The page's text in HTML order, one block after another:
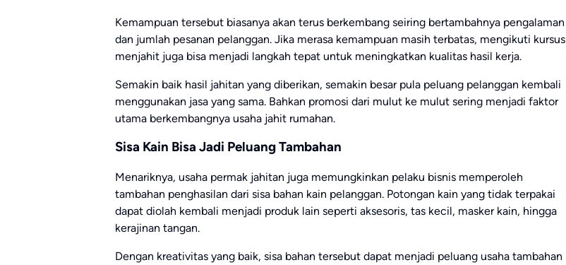
Kemampuan tersebut biasanya akan terus berkembang seiring bertambahnya pengalaman
dan jumlah pesanan pelanggan. Jika merasa kemampuan masih terbatas, mengikuti kursus
menjahit juga bisa menjadi langkah tepat untuk meningkatkan kualitas hasil kerja.
Semakin baik hasil jahitan yang diberikan, semakin besar pula peluang pelanggan kembali
menggunakan jasa yang sama. Bahkan promosi dari mulut ke mulut sering menjadi faktor
utama berkembangnya usaha jahit rumahan.
Sisa Kain Bisa Jadi Peluang Tambahan
Menariknya, usaha permak jahitan juga memungkinkan pelaku bisnis memperoleh
tambahan penghasilan dari sisa bahan kain pelanggan. Potongan kain yang tidak terpakai
dapat diolah kembali menjadi produk lain seperti aksesoris, tas kecil, masker kain, hingga
kerajinan tangan.
Dengan kreativitas yang baik, sisa bahan tersebut dapat menjadi peluang usaha tambahan